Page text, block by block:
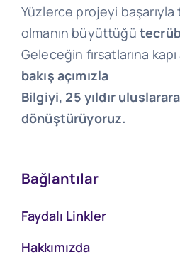
Yüzlerce projeyi başarıyla
olmanın büyüttüğü
Geleceğin fırsatlarına
bakış açımızla
Bilgiyi, 25 yıldır
dönüştürüyoruz.
Bağlantılar
Faydalı Linkler
Hakkımızda